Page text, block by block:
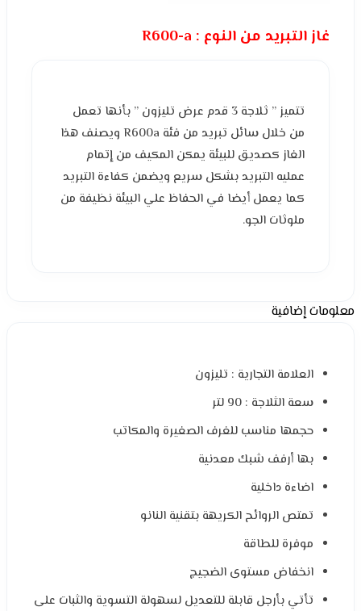
غاز التبريد من النوع : R600-a
تتميز ” ثلاجة 3 قدم عرض تليزون ” بأنها تعمل
من خلال سائل تبريد من فئة R600a ويصنف هذا
الغاز كصديق للبيئة يمكن المكيف من إتمام
عمليه التبريد بشكل سريع ويضمن كفاءة التبريد
كما يعمل أيضا في الحفاظ علي البيئة نظيفة من
ملوثات الجو.
معلومات إضافية
العلامة التجارية : تليزون
سعة الثلاجة : 90 لتر
حجمها مناسب للغرف الصغيرة والمكاتب
بها أرفف شبك معدنية
اضاءة داخلية
تمتص الروائح الكريهة بتقنية النانو
موفرة للطاقة
انخفاض مستوى الضجيج
تأتي بأرجل قابلة للتعديل لسهولة التسوية والثبات على